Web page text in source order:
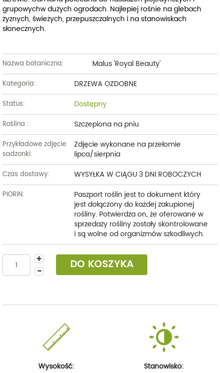
grupowychw dużych ogrodach. Najlepiej rośnie na glebach
żyznych, świeżych, przepuszczalnych i na stanowiskach
słonecznych.
Nazwa botaniczna: Malus 'Royal Beauty'
Kategoria: DRZEWA OZDOBNE
Status: Dostępny
Roślina : Szczepiona na pniu
Przykładowe zdjęcie
sadzonki:
Zdjęcie wykonane na przełomie
lipca/sierpnia
Czas dostawy: WYSYŁKA W CIĄGU 3 DNI ROBOCZYCH
PIORiN:
Paszport roślin jest to dokument który
jest dołączony do każdej zakupionej
rośliny. Potwierdza on, że oferowane w
sprzedaży rośliny zostały skontrolowane
i są wolne od organizmów szkodliwych.
DO KOSZYKA
Wysokość:
Stanowisko: